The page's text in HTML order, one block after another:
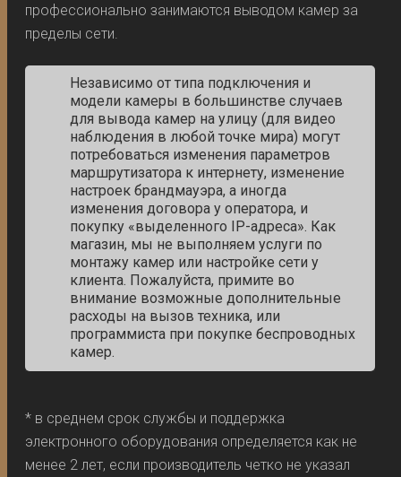
профессионально занимаются выводом камер за
пределы сети.
Независимо от типа подключения и
модели камеры в большинстве случаев
для вывода камер на улицу (для видео
наблюдения в любой точке мира) могут
потребоваться изменения параметров
маршрутизатора к интернету, изменение
настроек брандмауэра, а иногда
изменения договора у оператора, и
покупку «выделенного IP-адреса». Как
магазин, мы не выполняем услуги по
монтажу камер или настройке сети у
клиента. Пожалуйста, примите во
внимание возможные дополнительные
расходы на вызов техника, или
программиста при покупке беспроводных
камер.
* в среднем срок службы и поддержка
электронного оборудования определяется как не
менее 2 лет, если производитель четко не указал